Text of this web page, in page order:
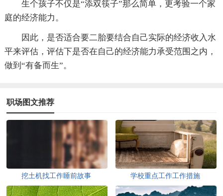
生个孩子不仅是“添双筷子”那么简单，更考验一个家
庭的经济能力。
因此，是否适合要二胎要结合自己实际的经济收入水
平来评估，评估下是否在自己的经济能力承受范围之内，
做到“有备而生”。
职场图文推荐
挖土机找工作睡前故事 学校重点工作工作措施